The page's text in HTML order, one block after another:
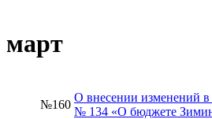
март
№160
О внесении изменений в
№ 134 «О бюджете